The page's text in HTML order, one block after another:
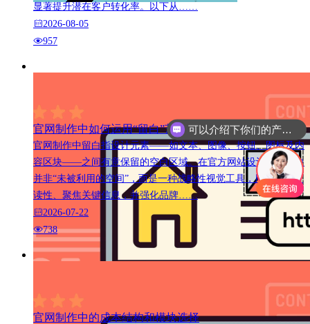
显著提升潜在客户转化率。以下从……
2026-08-05
957
官网制作中如何运用“留白”艺术
官网制作中留白指设计元素——如文本、图像、按钮、图标及内
容区块——之间有意保留的空白区域。在官方网站设计中，留白
并非“未被利用的空间”，而是一种战略性视觉工具，用以提升可
读性、聚焦关键信息，并强化品牌……
2026-07-22
738
官网制作中的成本结构和模块选择
可以介绍下你们的产品么